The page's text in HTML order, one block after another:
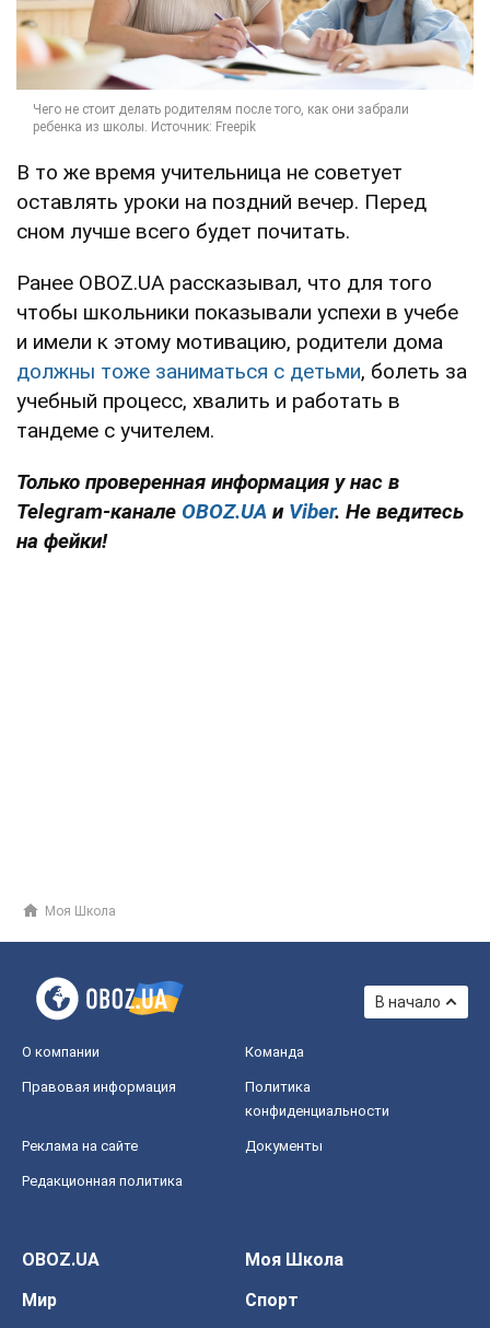
В то же время учительница не советует
оставлять уроки на поздний вечер. Перед
сном лучше всего будет почитать.
Ранее OBOZ.UA рассказывал, что для того
чтобы школьники показывали успехи в учебе
и имели к этому мотивацию, родители дома
должны тоже заниматься с детьми, болеть за
учебный процесс, хвалить и работать в
тандеме с учителем.
Только проверенная информация у нас в
Telegram-канале OBOZ.UA и Viber. Не ведитесь
на фейки!
Моя Школа
В начало
О компании Команда
Правовая информация
Политика
конфиденциальности
Реклама на сайте Документы
Редакционная политика
OBOZ.UA
Моя Школа
Мир
Спорт